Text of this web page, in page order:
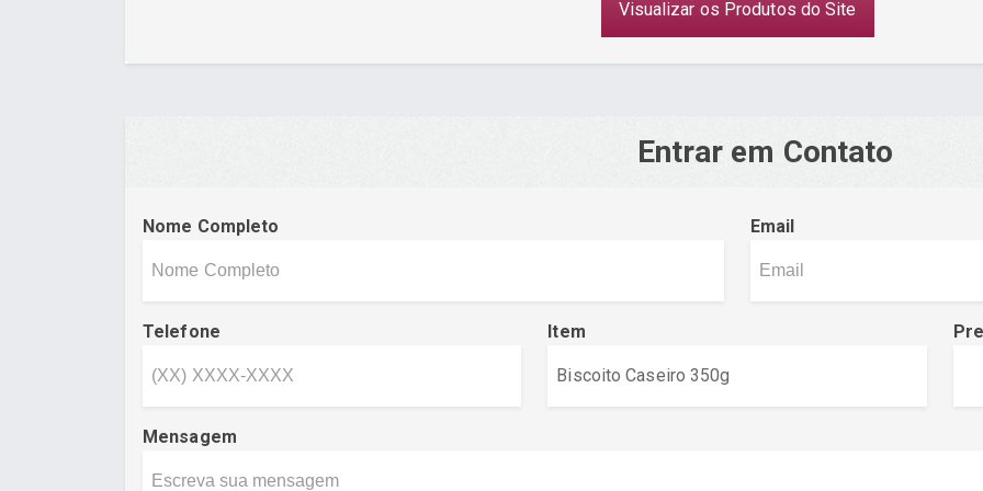
Visualizar os Produtos do Site
Entrar em Contato
Nome Completo Email
Telefone Item
Mensagem